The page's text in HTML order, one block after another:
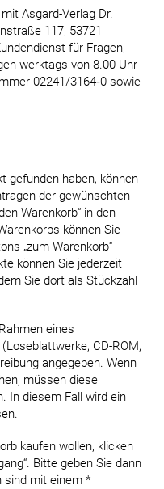
Asgard-Verlag Dr.
117, 53721
für Fragen,
werktags von 8.00 Uhr
02241/3164‑0 sowie
gefunden haben, können
der gewünschten
Warenkorb“ in den
können Sie
„zum Warenkorb“
können Sie jederzeit
Sie dort als Stückzahl
eines
CD-ROM,
angegeben. Wenn
müssen diese
In diesem Fall wird ein
kaufen wollen, klicken
Bitte geben Sie dann
sind mit einem *